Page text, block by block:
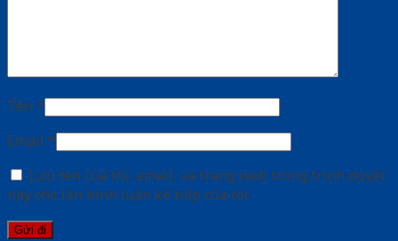
Tên *
Email *
Lưu tên của tôi, email, và trang web trong trình duyệt
này cho lần bình luận kế tiếp của tôi.